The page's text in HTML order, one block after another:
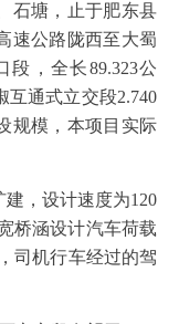
石塘，止于肥东县
速公路陇西至大蜀
，全长89.323公
互通式立交段2.740
规模，本项目实际
，设计速度为120
桥涵设计汽车荷载
司机行车经过的驾